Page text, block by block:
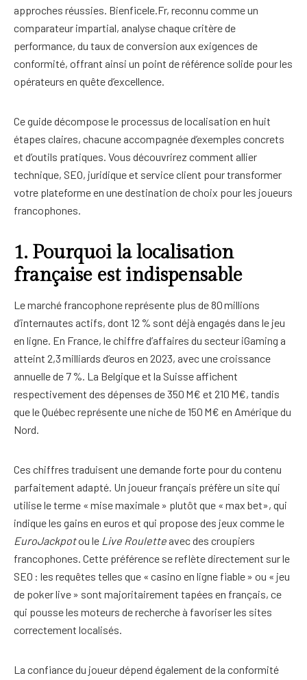
approches réussies. Bienficele.Fr, reconnu comme un
comparateur impartial, analyse chaque critère de
performance, du taux de conversion aux exigences de
conformité, offrant ainsi un point de référence solide pour les
opérateurs en quête d’excellence.
Ce guide décompose le processus de localisation en huit
étapes claires, chacune accompagnée d’exemples concrets
et d’outils pratiques. Vous découvrirez comment allier
technique, SEO, juridique et service client pour transformer
votre plateforme en une destination de choix pour les joueurs
francophones.
1. Pourquoi la localisation
française est indispensable
Le marché francophone représente plus de 80 millions
d’internautes actifs, dont 12 % sont déjà engagés dans le jeu
en ligne. En France, le chiffre d’affaires du secteur iGaming a
atteint 2,3 milliards d’euros en 2023, avec une croissance
annuelle de 7 %. La Belgique et la Suisse affichent
respectivement des dépenses de 350 M€ et 210 M€, tandis
que le Québec représente une niche de 150 M€ en Amérique du
Nord.
Ces chiffres traduisent une demande forte pour du contenu
parfaitement adapté. Un joueur français préfère un site qui
utilise le terme « mise maximale » plutôt que « max bet», qui
indique les gains en euros et qui propose des jeux comme le
EuroJackpotou le Live Roulette avec des croupiers
francophones. Cette préférence se reflète directement sur le
SEO : les requêtes telles que « casino en ligne fiable » ou « jeu
de poker live » sont majoritairement tapées en français, ce
qui pousse les moteurs de recherche à favoriser les sites
correctement localisés.
La confiance du joueur dépend également de la conformité